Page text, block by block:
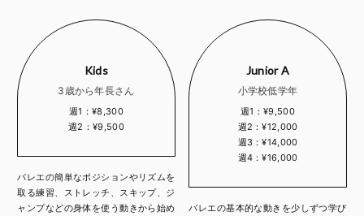
Kids
3歳から年長さん
週1：¥8,300
週2：¥9,500
バレエの簡単なポジションやリズムを
取る練習、ストレッチ、スキップ、ジ
ャンプなどの身体を使う動きから始め
Junior A
小学校低学年
週1：¥9,500
週2：¥12,000
週3：¥14,000
週4：¥16,000
バレエの基本的な動きを少しずつ学び